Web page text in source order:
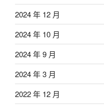
2024 年 12 月
2024 年 10 月
2024 年 9 月
2024 年 3 月
2022 年 12 月